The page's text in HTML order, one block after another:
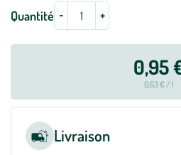
Quantité - +
0,95
0,63 € / l
Livraison